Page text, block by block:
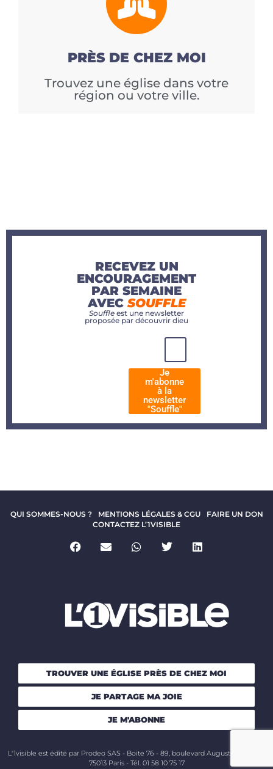
PRÈS DE CHEZ MOI
Trouvez une église dans votre
région ou votre ville.
RECEVEZ UN
ENCOURAGEMENT
PAR SEMAINE
AVECSOUFFLE
Souffle est une newsletter
proposée par découvrir dieu
Je
m'abonne
à la
newsletter
"Souffle"
QUI SOMMES-NOUS ? MENTIONS LÉGALES & CGU
FAIRE UN DON
CONTACTEZ L’1VISIBLE
TROUVER UNE ÉGLISE PRÈS DE CHEZ MOI
JE PARTAGE MA JOIE
JE M'ABONNE
L'1visible est édité par Prodeo SAS - Boite 76 - 89, boulevard Auguste Blanqui -
75013 Paris - Tél. 01 58 10 75 17